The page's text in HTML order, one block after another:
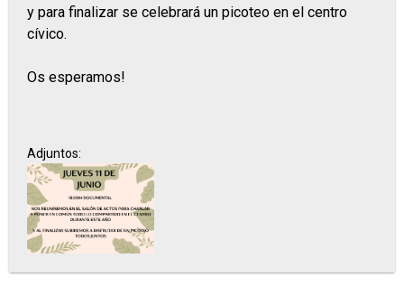
y para finalizar se celebrará un picoteo en el centro
cívico.
Os esperamos!
Adjuntos: